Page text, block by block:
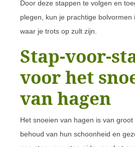
Door deze stappen te volgen en
plegen, kun je prachtige bolvormen
waar je trots op zult zijn.
Stap-voor-
voor het
van hagen
Het snoeien van hagen is van
behoud van hun schoonheid en